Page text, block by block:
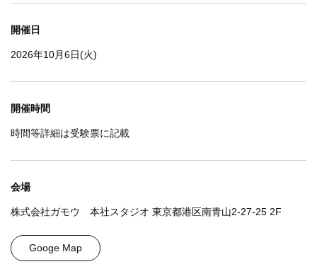
開催日
2026年10月6日(火)
開催時間
時間等詳細は受験票に記載
会場
株式会社ガモウ 本社スタジオ 東京都港区南青山2-27-25 2F
Googe Map